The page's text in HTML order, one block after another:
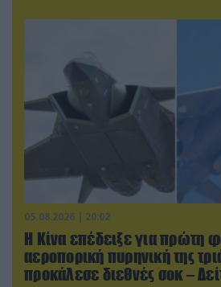
05.08.2026 | 20:02
Η Κίνα επέδειξε για πρώτη
αεροπορική πυρηνική της
προκάλεσε διεθνές σοκ –